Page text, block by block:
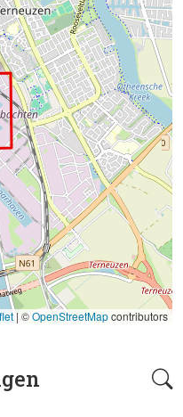
| ©OpenStreetMapcontributors